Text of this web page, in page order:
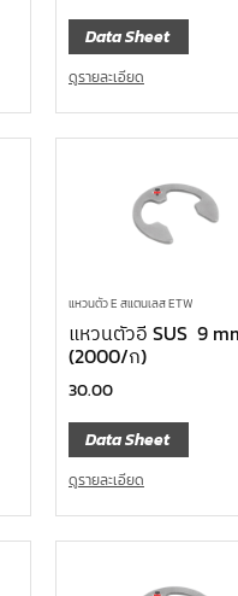
Data Sheet
ดูรายละเอียด
แหวนตัว E สแตนเลส ETW
แหวนตัวอี SUS 9
(2000/ก)
30.00
Data Sheet
ดูรายละเอียด